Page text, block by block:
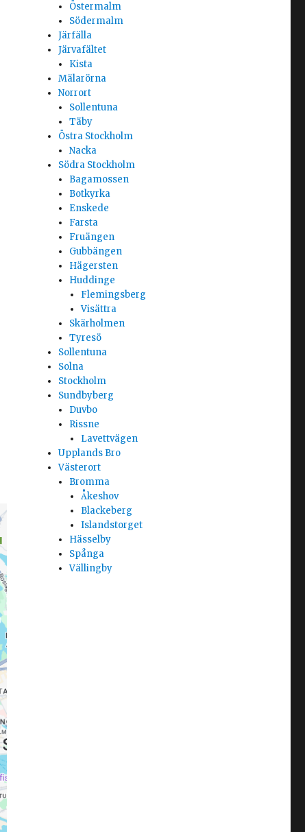
Östermalm
Södermalm
Järfälla
Järvafältet
Kista
Mälarörna
Norrort
Sollentuna
Täby
Östra Stockholm
Nacka
Södra Stockholm
Bagamossen
Botkyrka
Enskede
Farsta
Fruängen
Gubbängen
Hägersten
Huddinge
Flemingsberg
Visättra
Skärholmen
Tyresö
Sollentuna
Solna
Stockholm
Sundbyberg
Duvbo
Rissne
Lavettvägen
Upplands Bro
Västerort
Bromma
Åkeshov
Blackeberg
Islandstorget
Hässelby
Spånga
Vällingby